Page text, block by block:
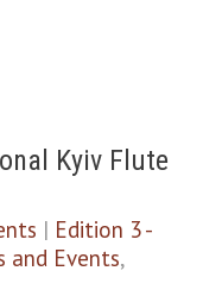
Kyiv Flute
| Edition 3 -
and Events,